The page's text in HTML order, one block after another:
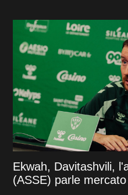
Ekwah, Davitashvili,
(ASSE) parle mercato